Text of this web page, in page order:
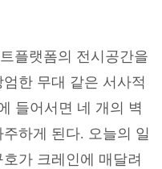
플랫폼의 전시공간을
한 무대 같은 서사적
들어서면 네 개의 벽
주하게 된다. 오늘의 일
가 크레인에 매달려